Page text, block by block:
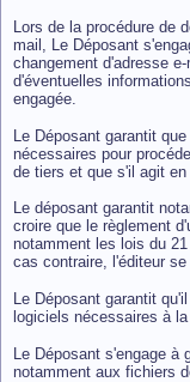
Lors de la procédure de
mail, Le Déposant
changement d'adresse
d'éventuelles
engagée.
Le Déposant garantit
nécessaires pour
de tiers et que s'il agit
Le déposant garantit
croire que le règlement
notamment les lois du
cas contraire, l'éditeur
Le Déposant garantit
logiciels nécessaires à
Le Déposant s'engage
notamment aux fichiers